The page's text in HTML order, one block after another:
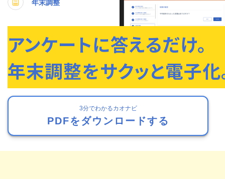
アンケートに答えるだけ。
年末調整をサクッと電子化
3分でわかるカオナビ
PDFをダウンロードする